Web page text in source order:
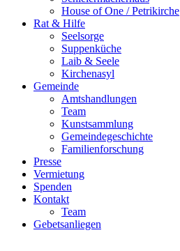
House of One / Petrikirche
Rat & Hilfe
Seelsorge
Suppenküche
Laib & Seele
Kirchenasyl
Gemeinde
Amtshandlungen
Team
Kunstsammlung
Gemeindegeschichte
Familienforschung
Presse
Vermietung
Spenden
Kontakt
Team
Gebetsanliegen